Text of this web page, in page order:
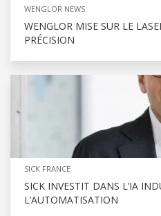
WENGLOR NEWS
WENGLOR MISE SUR LE
PRÉCISION
SICK FRANCE
SICK INVESTIT DANS L’IA
L’AUTOMATISATION